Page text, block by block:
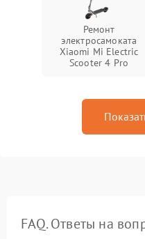
Ремонт
электросамоката
Xiaomi Mi Electric
Scooter 4 Pro
FAQ. Ответы на